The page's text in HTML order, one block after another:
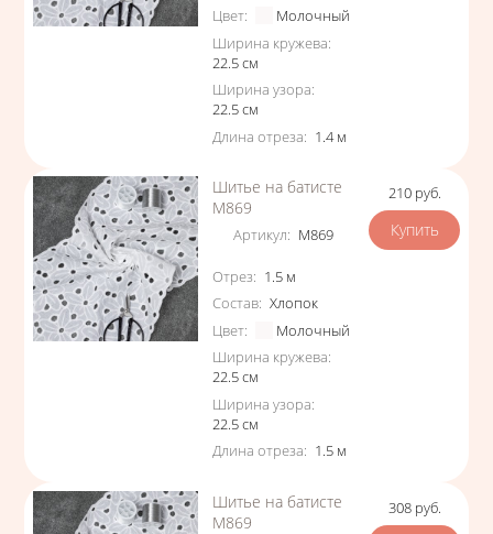
Цвет:
Молочный
Ширина кружева:
22.5см
Ширина узора:
22.5см
Длина отреза: 1.4 м
Шитье на батисте
М869
Артикул: М869
Характеристики
Отрез: 1.5 м
Состав: Хлопок
Цвет:
Молочный
Ширина кружева:
22.5см
Ширина узора:
22.5см
Длина отреза: 1.5 м
Цена
210 руб.
Шитье на батисте
М869
Цена
308 руб.